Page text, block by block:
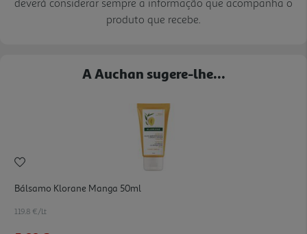
produto que recebe.
A Auchan sugere-lhe...
Bálsamo Klorane Manga 50ml
119.8 €/Lt